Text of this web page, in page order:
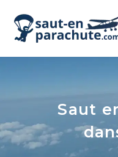
Saut